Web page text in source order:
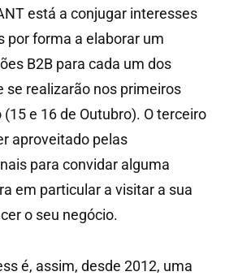
está a conjugar interesses
por forma a elaborar um
B2B para cada um dos
se realizarão nos primeiros
e 16 de Outubro). O terceiro
aproveitado pelas
para convidar alguma
em particular a visitar a sua
o seu negócio.
é, assim, desde 2012, uma